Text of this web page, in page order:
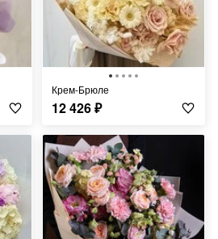
Крем-Брюле
12 426₽